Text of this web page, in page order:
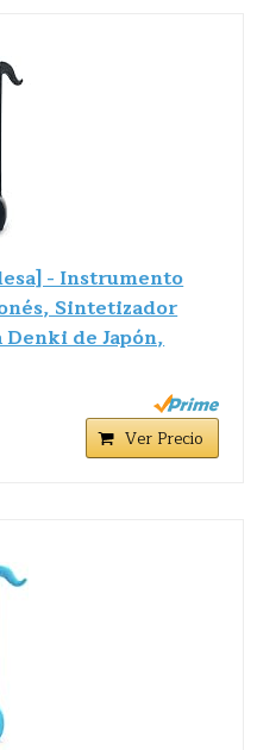
- Instrumento
Sintetizador
de Japón,
Ver Precio